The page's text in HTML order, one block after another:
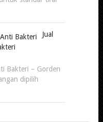
Jual
Bakteri – Gorden
dipilih